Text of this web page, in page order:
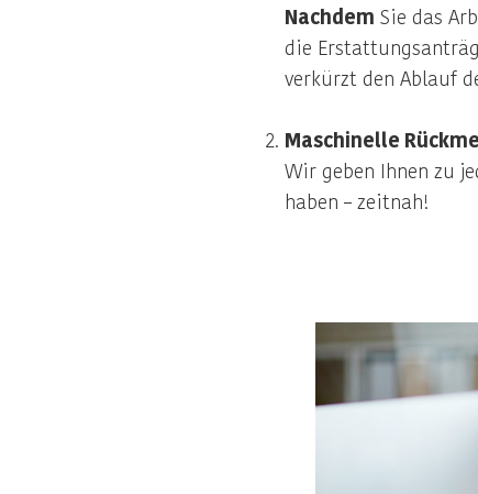
Nachdem Sie das
die
verkürzt den Ablauf
Maschinelle
Wir geben Ihnen zu
haben – zeitnah!